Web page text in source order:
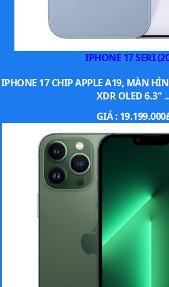
Thiết kế mỏng nhẹ không
tiếp tục trang bị Ceramic Shield 2 cho
giúp chống trầy xước tốt hơn tới 3
Mình có thử để máy trong túi quần
buổi vẫn không hề xuất hiện trầy
camera được thiết kế theo chiều
17 Pro, tạo cảm giác liền mạch hiện
IPHONE 17 SERI
IPHONE 17 CHIP APPLE A19, MÀN
XDR OLED 6.3"
GIÁ : 19.199.000